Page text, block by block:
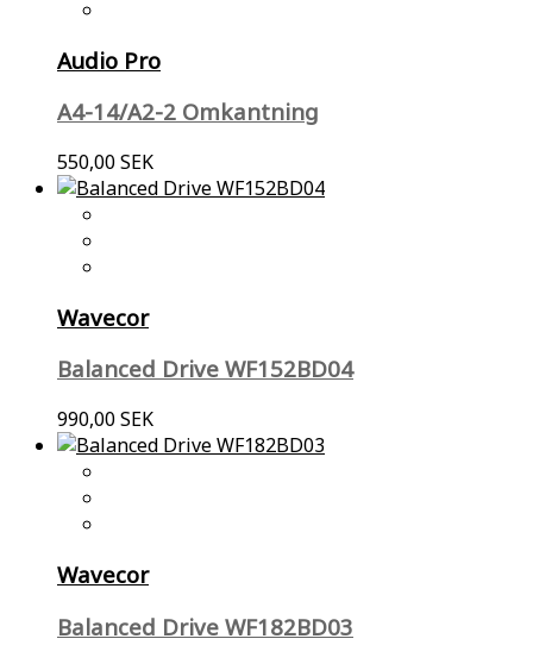
Audio Pro
A4-14/A2-2 Omkantning
550,00 SEK
Wavecor
Balanced Drive WF152BD04
990,00 SEK
Wavecor
Balanced Drive WF182BD03